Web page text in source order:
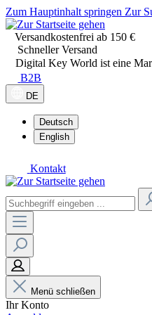
Zum Hauptinhalt springen Zur
Versandkostenfrei ab 150 €
Schneller Versand
Digital Key World ist eine
B2B
DE
Deutsch
English
Kontakt
Menü schließen
Ihr Konto